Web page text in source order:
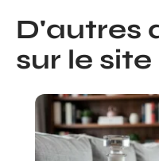
D'autres
sur le site